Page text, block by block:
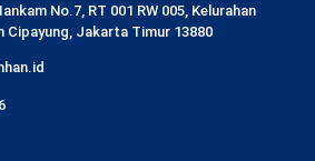
No.7, RT 001 RW 005, Kelurahan
Cipayung, Jakarta Timur 13880